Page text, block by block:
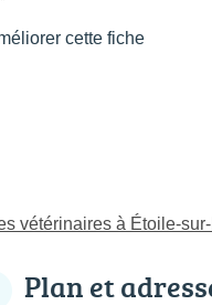
cette fiche
vétérinaires à Étoile-
Plan et